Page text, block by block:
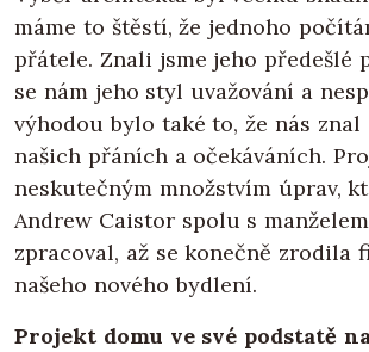
máme to štěstí, že jednoho
přátele. Znali jsme jeho předešlé
se nám jeho styl uvažování a
výhodou bylo také to, že nás znal
našich přáních a očekáváních.
neskutečným množstvím úprav,
Andrew Caistor spolu s
zpracoval, až se konečně zrodila
našeho nového bydlení.
Projekt domu ve své podstatě